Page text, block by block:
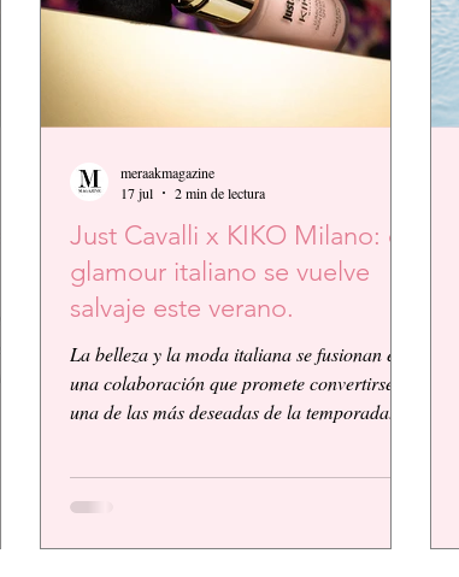
Just Cavalli x KIKO Milano: el
glamour italiano se vuelve
salvaje este verano.
La belleza y la moda italiana se fusionan en
una colaboración que promete convertirse en
una de las más deseadas de la temporada.
colaboración global junto a la icónica casa
colección vibrante, audaz y llena de
meraakmagazine
17 jul
2 min de lectura